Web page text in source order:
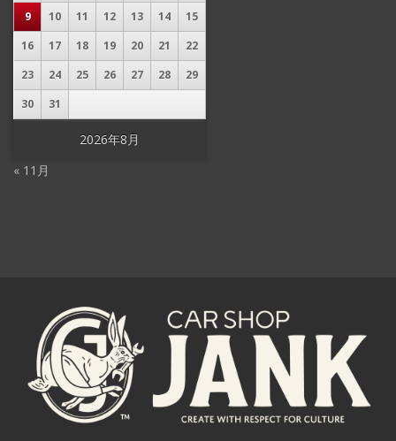
2026年8月
9
10 11 12 13 14
15
16
17 18 19 20 21
22
23
24 25 26 27 28
29
30
31
« 11月